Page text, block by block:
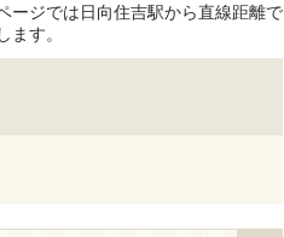
ージでは日向住吉駅から直線距離で
す。